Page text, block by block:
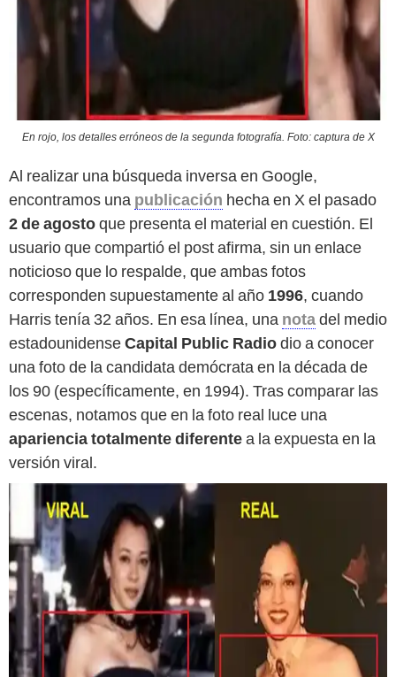
En rojo, los detalles erróneos de la segunda fotografía. Foto: captura de X
Al realizar una búsqueda inversa en Google,
encontramos una publicación hecha en X el pasado
2 de agostoque presenta el material en cuestión. El
usuario que compartió el post afirma, sin un enlace
noticioso que lo respalde, que ambas fotos
corresponden supuestamente al año 1996, cuando
Harris tenía 32 años. En esa línea, una notadel medio
estadounidenseCapital Public Radiodio a conocer
una foto de la candidata demócrata en la década de
los 90 (específicamente, en 1994). Tras comparar las
escenas, notamos que en la foto real luce una
apariencia totalmente diferentea la expuesta en la
versión viral.